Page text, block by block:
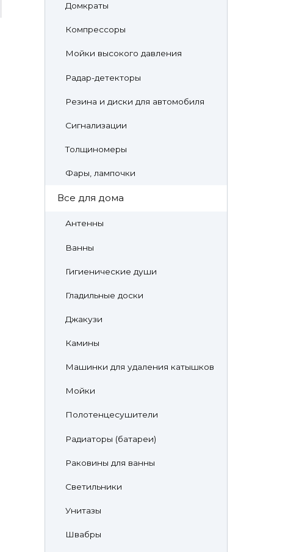
Домкраты
Компрессоры
Мойки высокого давления
Радар-детекторы
Резина и диски для автомобиля
Сигнализации
Толщиномеры
Фары, лампочки
Все для дома
Антенны
Ванны
Гигиенические души
Гладильные доски
Джакузи
Камины
Машинки для удаления катышков
Мойки
Полотенцесушители
Радиаторы (батареи)
Раковины для ванны
Светильники
Унитазы
Швабры